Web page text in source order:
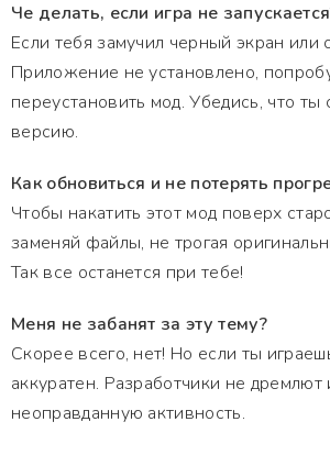
Че делать, если игра не
Если тебя замучил черный экран или
Приложение не установлено,
переустановить мод. Убедись, что
версию.
Как обновиться и не потерять
Чтобы накатить этот мод поверх
заменяй файлы, не трогая
Так все останется при тебе!
Меня не забанят за эту тему?
Скорее всего, нет! Но если ты
аккуратен. Разработчики не дремлют
неоправданную активность.